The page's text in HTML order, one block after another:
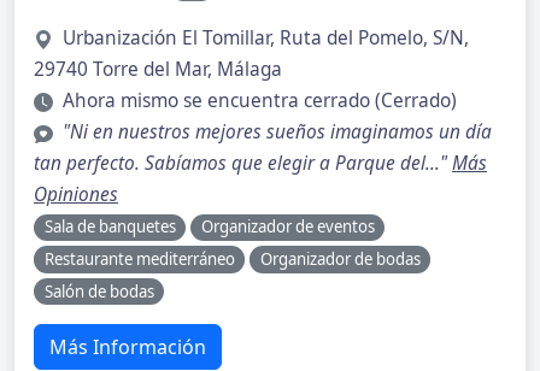
Urbanización El Tomillar, Ruta del Pomelo, S/N,
29740 Torre del Mar, Málaga
Ahora mismo se encuentra cerrado (Cerrado)
"Ni en nuestros mejores sueños imaginamos un día
tan perfecto. Sabíamos que elegir a Parque del..."Más
Opiniones
Sala de banquetes
Organizador de eventos
Restaurante mediterráneo
Organizador de bodas
Salón de bodas
Más Información